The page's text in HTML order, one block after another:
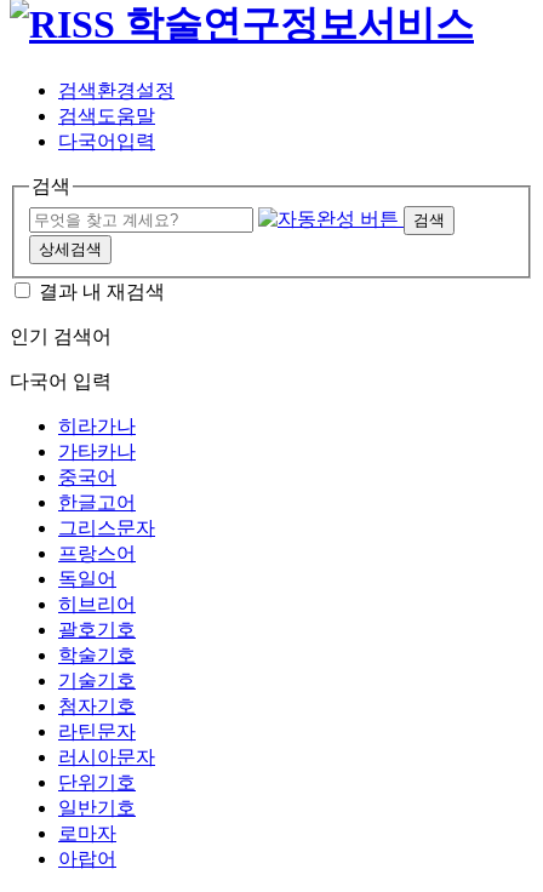
검색환경설정
검색도움말
다국어입력
검색
검색
상세검색
결과 내 재검색
인기 검색어
다국어 입력
히라가나
가타카나
중국어
한글고어
그리스문자
프랑스어
독일어
히브리어
괄호기호
학술기호
기술기호
첨자기호
라틴문자
러시아문자
단위기호
일반기호
로마자
아랍어